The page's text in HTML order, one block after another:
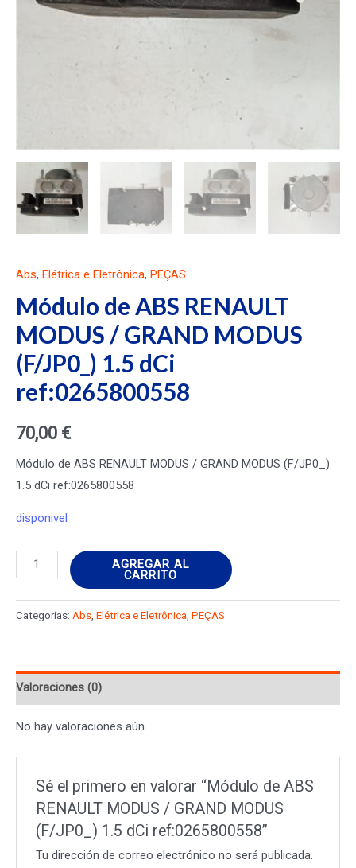
Abs, Elétrica e Eletrônica, PEÇAS
Módulo de ABS RENAULT
MODUS / GRAND MODUS
(F/JP0_) 1.5 dCi
ref:0265800558
70,00 €
Módulo de ABS RENAULT MODUS / GRAND MODUS (F/JP0_)
1.5 dCi ref:0265800558
disponivel
Módulo
de
ABS
RENAULT
GRAND
(F/JP0_)
1.5
ref:0265800558
cantidad
AGREGAR AL
CARRITO
Categorías: Abs Elétrica e Eletrônica PEÇAS
Valoraciones (0)
No hay valoraciones aún.
Sé el primero en valorar “Módulo de ABS
RENAULT MODUS / GRAND MODUS
(F/JP0_) 1.5 dCi ref:0265800558”
Tu dirección de correo electrónico no será publicada.